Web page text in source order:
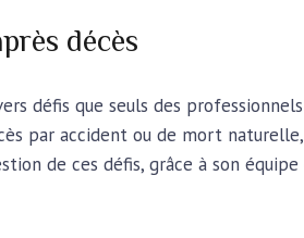
décès
défis que seuls des
par accident ou de mort
de ces défis, grâce à son